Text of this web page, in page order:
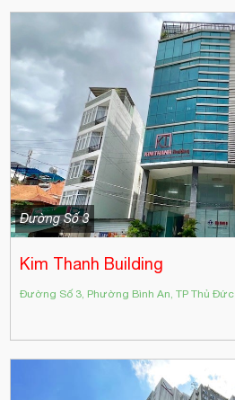
Đường Số 3
Kim Thanh Building
Đường Số 3, Phường Bình An, TP Thủ Đức